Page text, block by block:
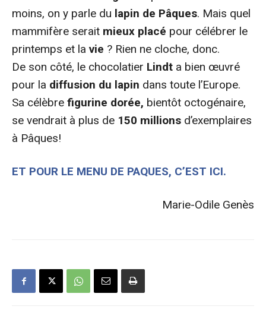
moins, on y parle du lapin de Pâques. Mais quel
mammifère serait mieux placé pour célébrer le
printemps et la vie ? Rien ne cloche, donc.
De son côté, le chocolatier Lindt a bien œuvré
pour la diffusion du lapin dans toute l’Europe.
Sa célèbre figurine dorée, bientôt octogénaire,
se vendrait à plus de 150 millions d’exemplaires
à Pâques!
ET POUR LE MENU DE PAQUES, C’EST ICI.
Marie-Odile Genès